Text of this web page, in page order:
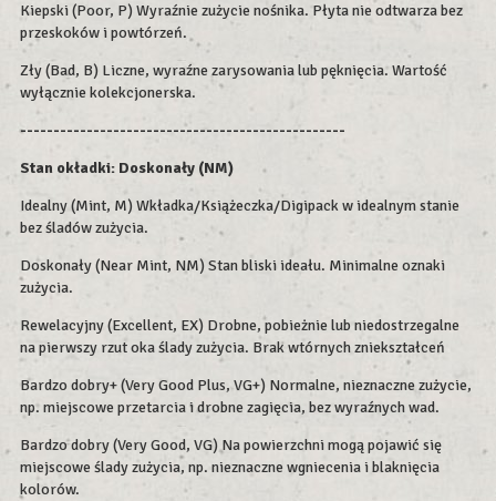
Kiepski (Poor, P) Wyraźnie zużycie nośnika. Płyta nie odtwarza bez
przeskoków i powtórzeń.
Zły (Bad, B) Liczne, wyraźne zarysowania lub pęknięcia. Wartość
wyłącznie kolekcjonerska.
-------------------------------------------------
Stan okładki: Doskonały (NM)
Idealny (Mint, M) Wkładka/Książeczka/Digipack w idealnym stanie
bez śladów zużycia.
Doskonały (Near Mint, NM) Stan bliski ideału. Minimalne oznaki
zużycia.
Rewelacyjny (Excellent, EX) Drobne, pobieżnie lub niedostrzegalne
na pierwszy rzut oka ślady zużycia. Brak wtórnych zniekształceń
Bardzo dobry+ (Very Good Plus, VG+) Normalne, nieznaczne zużycie,
np. miejscowe przetarcia i drobne zagięcia, bez wyraźnych wad.
Bardzo dobry (Very Good, VG) Na powierzchni mogą pojawić się
miejscowe ślady zużycia, np. nieznaczne wgniecenia i blaknięcia
kolorów.